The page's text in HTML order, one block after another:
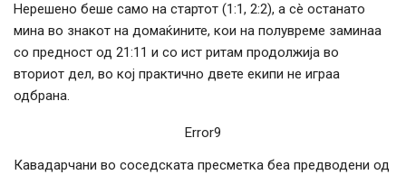
Нерешено беше само на стартот (1:1, 2:2), а сè останато
мина во знакот на домаќините, кои на полувреме заминаа
со предност од 21:11 и со ист ритам продолжија во
вториот дел, во кој практично двете екипи не играа
одбрана.
Error9
Кавадарчани во соседската пресметка беа предводени од